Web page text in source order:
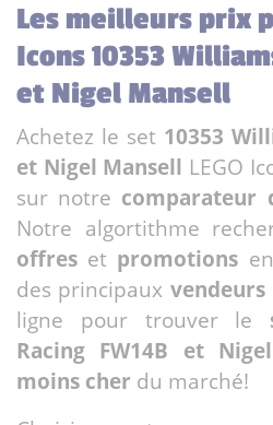
Les meilleurs prix
Icons 10353
et Nigel Mansell
Achetez le set 10353
et Nigel Mansell LEGO
sur notre comparateur
Notre algortithme
offres et promotions
des principaux vendeurs
ligne pour trouver le
Racing FW14B et
moins cher du marché!